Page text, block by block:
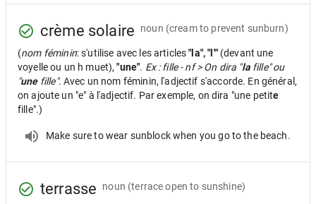
crème solaire noun (cream to prevent sunburn)
(nom féminin: s'utilise avec les articles"la", "l'" (devant une
voyelle ou un h muet),"une". Ex : fille - nf > On dira "lafille" ou
"unefille". Avec un nom féminin, l'adjectif s'accorde. En général,
on ajoute un "e" à l'adjectif. Par exemple, on dira "une petite
fille".)
Make sure to wear sunblock when you go to the beach.
terrasse noun (terrace open to sunshine)